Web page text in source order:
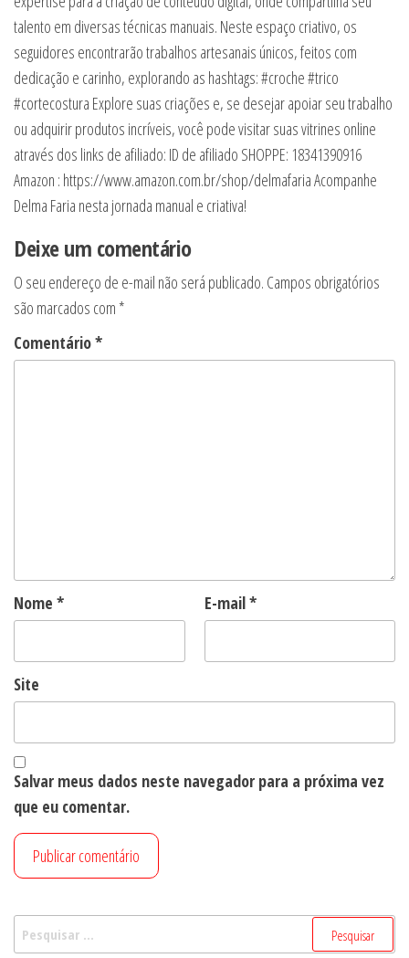
talento em diversas técnicas manuais. Neste espaço criativo, os
seguidores encontrarão trabalhos artesanais únicos, feitos com
dedicação e carinho, explorando as hashtags: #croche #trico
#cortecostura Explore suas criações e, se desejar apoiar seu trabalho
ou adquirir produtos incríveis, você pode visitar suas vitrines online
através dos links de afiliado: ID de afiliado SHOPPE: 18341390916
Amazon : https://www.amazon.com.br/shop/delmafaria Acompanhe
Delma Faria nesta jornada manual e criativa!
Deixe um comentário
O seu endereço de e-mail não será publicado. Campos obrigatórios
são marcados com *
Comentário*
Nome * E-mail*
Site
Salvar meus dados neste navegador para a próxima vez
que eu comentar.
Pesquisar
por: